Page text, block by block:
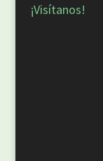
¡Visítanos!